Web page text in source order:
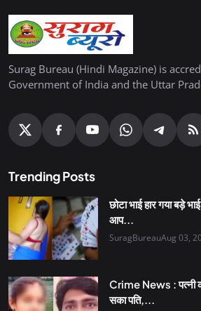
Surag Bureau (Hindi Magazine) is
Government of India and the Uttar
Trending Posts
छोटा भाई हार गया बड़े
आप...
SuragBureauAug 03,
Crime News : पत्नी
सका पति,...